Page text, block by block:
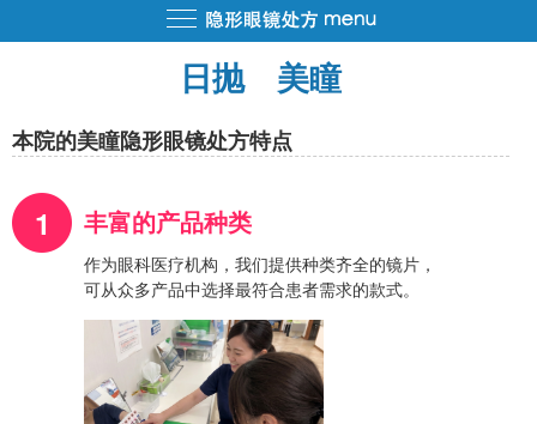
隐形眼镜处方
产品系列
在眼科开隐形眼镜处方单有什么好处？
处方隐形眼镜的流程
拿取隐形眼镜处方笺需要多少钱？
对于有隐形眼镜问题的游客
日抛 美瞳
本院的美瞳隐形眼镜处方特点
1 丰富的产品种类
作为眼科医疗机构，我们提供种类齐全的镜片，
可从众多产品中选择最符合患者需求的款式。